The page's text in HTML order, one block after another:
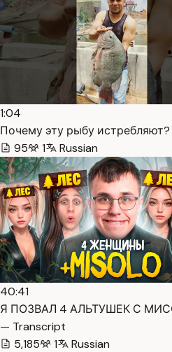
1:04
Почему эту рыбу
95
1 Russian
40:41
Я ПОЗВАЛ 4 АЛЬТУШЕК С
— Transcript
5,185
1 Russian